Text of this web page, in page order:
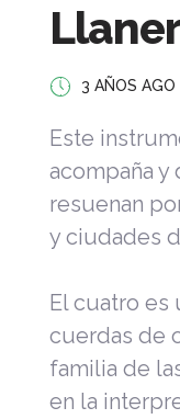
3 AÑOS AGO
Este
acompaña y
resuenan
y ciudades
El cuatro es
cuerdas de
familia de
en la